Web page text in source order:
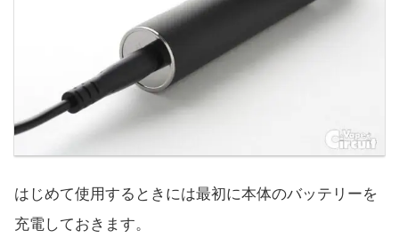
はじめて使用するときには最初に本体のバッテリーを
充電しておきます。